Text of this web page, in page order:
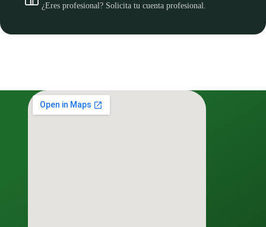
¿Eres profesional? Solicita tu cuenta profesional.